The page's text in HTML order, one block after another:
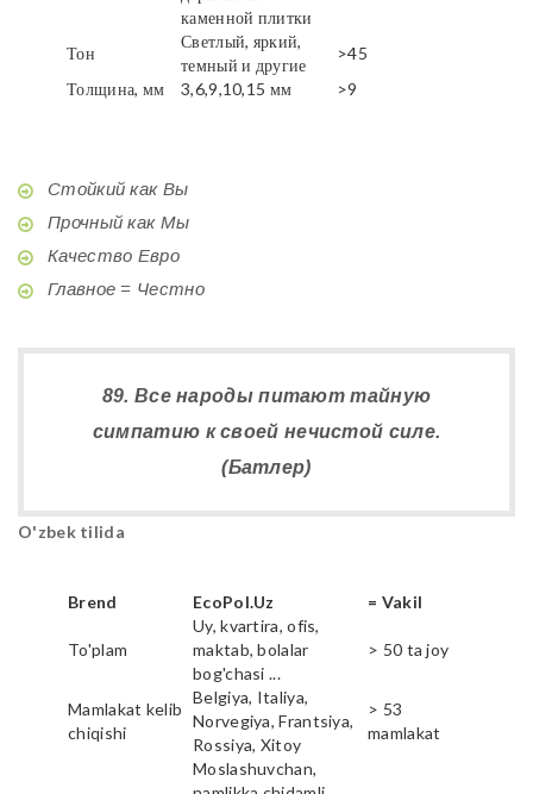
каменной плитки
Тон
Светлый, яркий,
темный и другие
>45
Толщина, мм
3,6,9,10,15 мм >9
Стойкий как Вы
Прочный как Мы
Качество Евро
Главное = Честно
89. Все народы питают тайную
симпатию к своей нечистой силе.
(Батлер)
O'zbek tilida
Brend EcoPol.Uz = Vakil
To'plam
Uy, kvartira, ofis,
maktab, bolalar
bog'chasi ...
> 50 ta joy
Mamlakat kelib
chiqishi
Belgiya, Italiya,
Norvegiya, Frantsiya,
Rossiya, Xitoy
> 53
mamlakat
Moslashuvchan,